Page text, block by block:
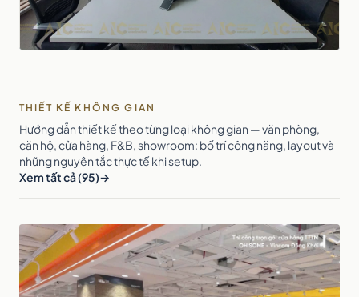
THIẾT KẾ KHÔNG GIAN
Hướng dẫn thiết kế theo từng loại không gian — văn phòng,
căn hộ, cửa hàng, F&B, showroom: bố trí công năng, layout và
những nguyên tắc thực tế khi setup.
Xem tất cả (95)